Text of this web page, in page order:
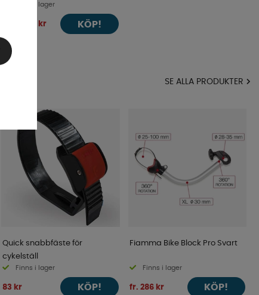
Finns i lager
fr. 13 299 kr KÖP!
SE ALLA PRODUKTER
Quick snabbfäste för
cykelställ
Finns i lager
83 kr KÖP!
Fiamma Bike Block Pro Svart
Finns i lager
fr. 286 kr KÖP!